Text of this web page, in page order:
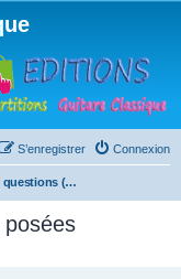
Connexion
S’enregistrer
Foire aux questions (Questions posées fréquemment)